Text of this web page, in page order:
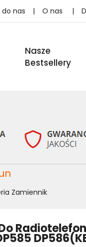
nas | O nas |
Nasze
Bestsellery
Zamiennik